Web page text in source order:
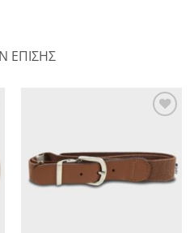
ΕΠΙΣΗΣ
επιθυμητών